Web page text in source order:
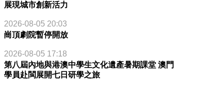
展現城市創新活力
2026-08-05 20:03
崗頂劇院暫停開放
2026-08-05 17:18
第八屆內地與港澳中學生文化遺產暑期課堂 澳門
學員赴閩展開七日研學之旅